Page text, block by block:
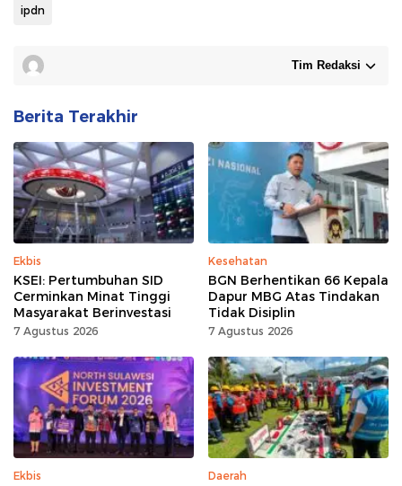
ipdn
Tim Redaksi
Berita Terakhir
Ekbis
KSEI: Pertumbuhan SID
Cerminkan Minat Tinggi
Masyarakat Berinvestasi
7 Agustus 2026
Kesehatan
BGN Berhentikan 66 Kepala
Dapur MBG Atas Tindakan
Tidak Disiplin
7 Agustus 2026
Ekbis Daerah